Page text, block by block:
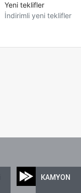
Yeni teklifler
İndirimli yeni teklifler
KAMYON